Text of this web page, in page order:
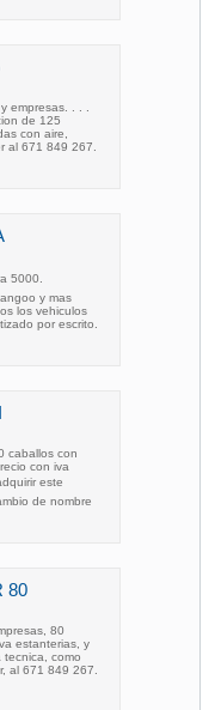
empresas. . . .
de 125
con aire,
al 671 849 267.
5000.
y mas
los vehiculos
por escrito.
caballos con
con iva
este
de nombre
80
80
estanterias, y
como
al 671 849 267.